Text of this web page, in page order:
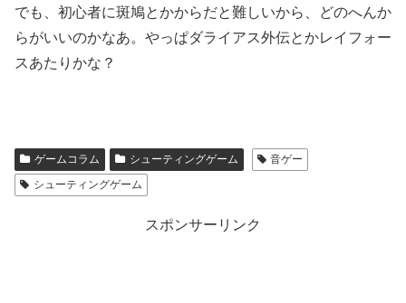
でも、初心者に斑鳩とかからだと難しいから、どのへんか
らがいいのかなあ。やっぱダライアス外伝とかレイフォー
スあたりかな？
ゲームコラム シューティングゲーム
音ゲー
シューティングゲーム
スポンサーリンク